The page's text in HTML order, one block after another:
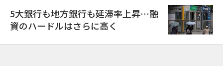
5大銀行も地方銀行も延滞率上昇…融
資のハードルはさらに高く